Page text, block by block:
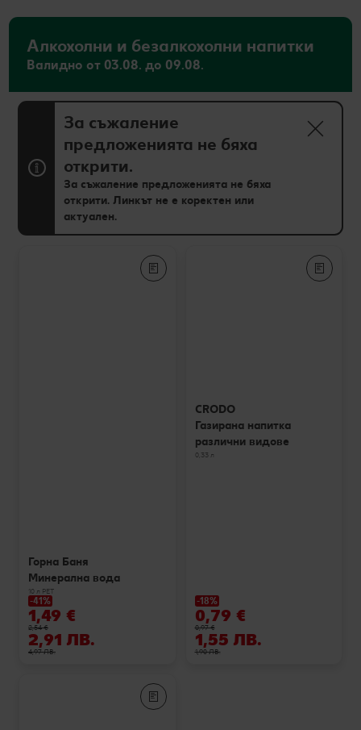
Алкохолни и безалкохолни напитки
Валидно от 03.08. до 09.08.
За съжаление
предложенията не бяха
открити.
За съжаление предложенията не бяха
открити. Линкът не е коректен или
актуален.
Горна Баня
Минерална вода
10 л РЕТ
-41%
1,49 €
2,54 €
2,91 ЛВ.
4,97 ЛВ.
CRODO
Газирана напитка
различни видове
0,33 л
-18%
0,79 €
0,97 €
1,55 ЛВ.
1,90 ЛВ.